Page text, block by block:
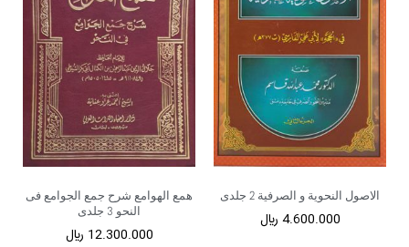
الاصول النحویة و الصرفیة 2 جلدی
4.600.000 ﷼
همع الهوامع شرح جمع الجوامع فی
النحو 3 جلدی
12.300.000 ﷼